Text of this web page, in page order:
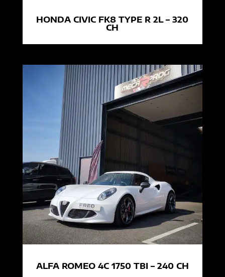
HONDA CIVIC FK8 TYPE R 2L – 320
CH
ALFA ROMEO 4C 1750 TBI – 240 CH